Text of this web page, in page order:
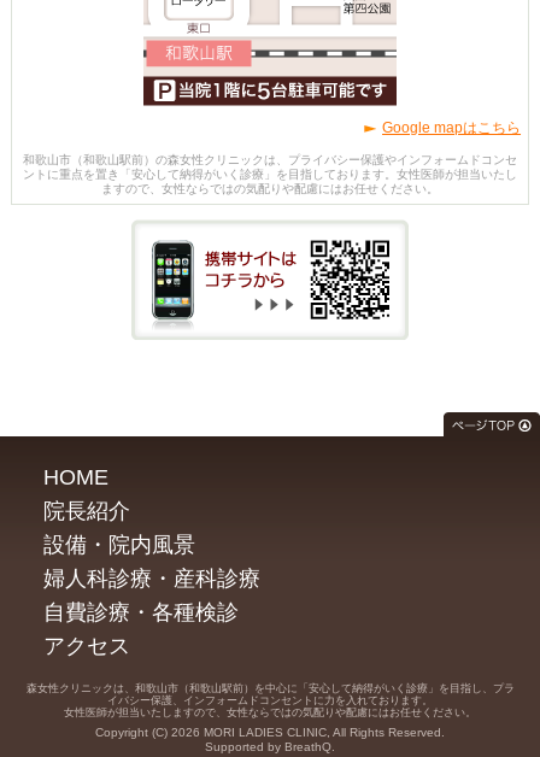
Google mapはこちら
和歌山市（和歌山駅前）の森女性クリニックは、プライバシー保護やインフォームドコンセ
ントに重点を置き「安心して納得がいく診療」を目指しております。女性医師が担当いたし
ますので、女性ならではの気配りや配慮にはお任せください。
HOME
院長紹介
設備・院内風景
婦人科診療・産科診療
自費診療・各種検診
アクセス
森女性クリニックは、和歌山市（和歌山駅前）を中心に「安心して納得がいく診療」を目指し、プラ
イバシー保護、インフォームドコンセントに力を入れております。
女性医師が担当いたしますので、女性ならではの気配りや配慮にはお任せください。
Copyright (C) 2026 MORI LADIES CLINIC, All Rights Reserved.
Supported by BreathQ.